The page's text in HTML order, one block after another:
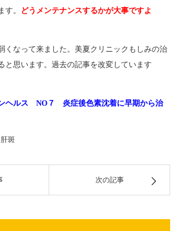
す。
どうメンテナンスするかが大事ですよ
くなって来ました。美夏クリニックもしみの治
と思います。過去の記事を改変しています
ヘルス NO７ 炎症後色素沈着に早期から治
肝斑
次の記事